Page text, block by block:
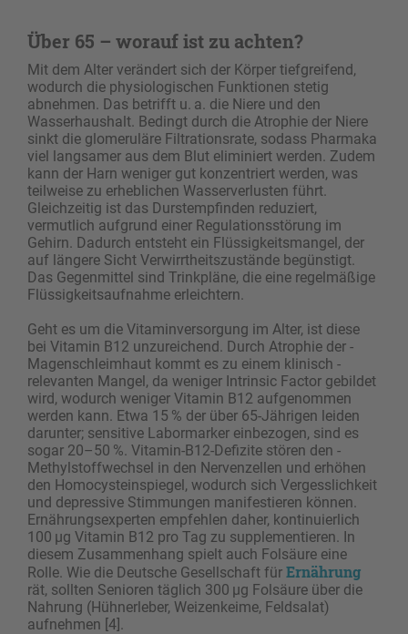
Über 65 – worauf ist zu achten?
Mit dem Alter verändert sich der Körper tiefgreifend,
wodurch die physiologischen Funktionen stetig
abnehmen. Das betrifft u. a. die Niere und den
Wasserhaushalt. Bedingt durch die Atrophie der Niere
sinkt die glomeruläre Filtrationsrate, sodass Pharmaka
viel langsamer aus dem Blut eliminiert werden. Zudem
kann der Harn weniger gut konzentriert werden, was
teilweise zu erheblichen Wasserverlusten führt.
Gleichzeitig ist das Durstempfinden reduziert,
vermutlich aufgrund einer Regulationsstörung im
Gehirn. Dadurch entsteht ein Flüssigkeitsmangel, der
auf längere Sicht Verwirrtheitszustände begünstigt.
Das Gegenmittel sind Trinkpläne, die eine regelmäßige
Flüssigkeitsaufnahme erleichtern.
Geht es um die Vitaminversorgung im Alter, ist diese
bei Vitamin B12 unzureichend. Durch Atrophie der ­
Magenschleimhaut kommt es zu einem klinisch ­
relevanten Mangel, da weniger Intrinsic Factor gebildet
wird, wodurch weniger Vitamin B12 aufgenommen
werden kann. Etwa 15 % der über 65-Jährigen leiden
darunter; sensitive Labormarker einbezogen, sind es
sogar 20–50 %. Vitamin-B12-Defizite stören den ­
Methylstoffwechsel in den Nervenzellen und erhöhen
den Homocysteinspiegel, wodurch sich Vergesslichkeit
und depressive Stimmungen manifestieren ­können.
Ernährungsexperten empfehlen daher, kontinuierlich
100 μg Vitamin B12 pro Tag zu supplementieren. In
diesem Zusammenhang spielt auch Fol­säure eine
Rolle. Wie die Deutsche Gesellschaft für Ernährung
rät, sollten Senioren täglich 300 μg Folsäure über die
Nahrung (Hühnerleber, Weizenkeime, Feldsalat)
aufnehmen [4].